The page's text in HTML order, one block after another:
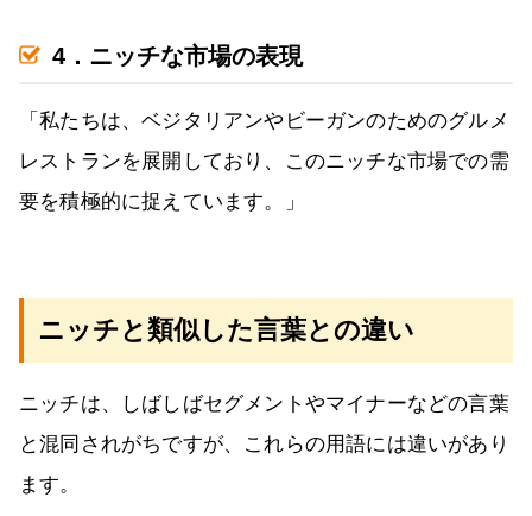
4．ニッチな市場の表現
「私たちは、ベジタリアンやビーガンのためのグルメ
レストランを展開しており、このニッチな市場での需
要を積極的に捉えています。」
ニッチと類似した言葉との違い
ニッチは、しばしばセグメントやマイナーなどの言葉
と混同されがちですが、これらの用語には違いがあり
ます。